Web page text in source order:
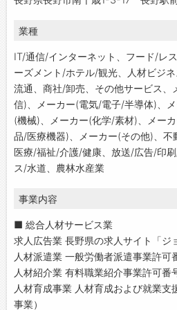
業種
IT/通信/インターネット、フード/レ
ーズメント/ホテル/観光、人材ビジ
流通、商社/卸売、その他サービス、
信)、メーカー(電気/電子/半導体)、
(機械)、メーカー(化学/素材)、メー
品/医療機器)、メーカー(その他)、不
医療/福祉/介護/健康、放送/広告/印
ス/水道、農林水産業
事業内容
■ 総合人材サービス業
求人広告業 長野県の求人サイト「ジ
人材派遣業 一般労働者派遣事業許
人材紹介業 有料職業紹介事業許可
人材育成事業 人材育成および就業
事業）